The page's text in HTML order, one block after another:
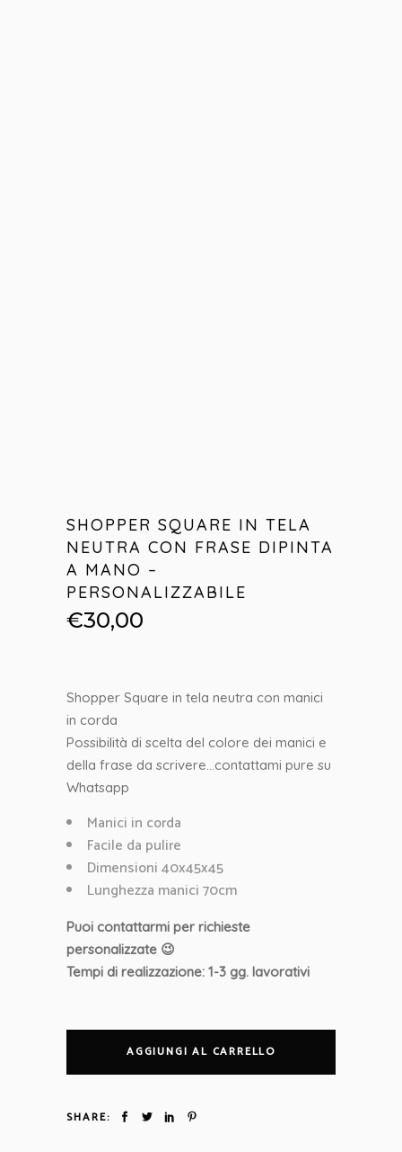
SHOPPER SQUARE IN TELA
NEUTRA CON FRASE DIPINTA
A MANO –
PERSONALIZZABILE
€30,00
Shopper Square in tela neutra con manici
in corda
Possibilità di scelta del colore dei manici e
della frase da scrivere…contattami pure su
Whatsapp
Manici in corda
Facile da pulire
Dimensioni 40x45x45
Lunghezza manici 70cm
Puoi contattarmi per richieste
personalizzate 😉
Tempi di realizzazione: 1-3 gg. lavorativi
AGGIUNGI AL CARRELLO
SHARE: